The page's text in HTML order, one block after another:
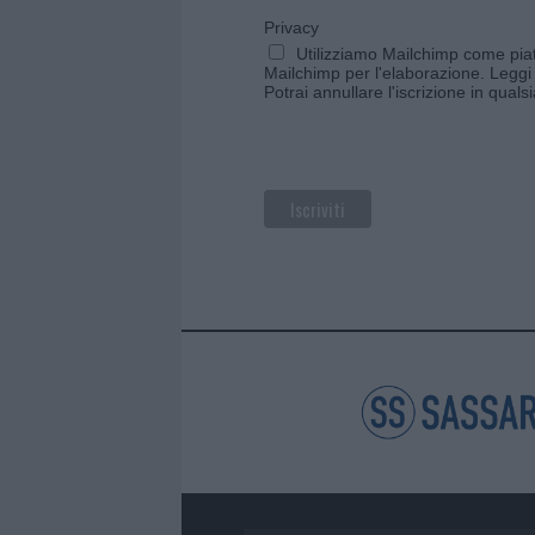
Privacy
Utilizziamo Mailchimp come
Mailchimp per l'elaborazione.
Potrai annullare l'iscrizione in